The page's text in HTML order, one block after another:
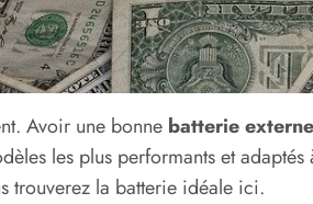
Avoir une bonne batterie externe
les plus performants et
trouverez la batterie idéale ici.